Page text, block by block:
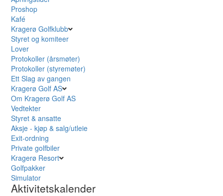
Proshop
Kafé
Kragerø Golfklubb
Styret og komiteer
Lover
Protokoller (årsmøter)
Protokoller (styremøter)
Ett Slag av gangen
Kragerø Golf AS
Om Kragerø Golf AS
Vedtekter
Styret & ansatte
Aksje - kjøp & salg/utleie
Exit-ordning
Private golfbiler
Kragerø Resort
Golfpakker
Simulator
Aktivitetskalender